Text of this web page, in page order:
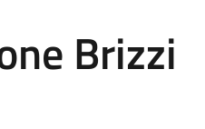
Brizzi